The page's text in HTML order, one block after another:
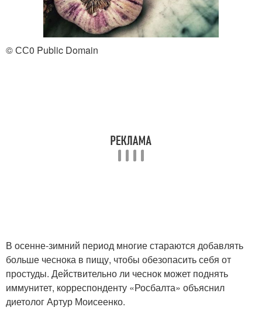
© СС0 Public Domain
В осенне-зимний период многие стараются добавлять
больше чеснока в пищу, чтобы обезопасить себя от
простуды. Действительно ли чеснок может поднять
иммунитет, корреспонденту «Росбалта» объяснил
диетолог Артур Моисеенко.